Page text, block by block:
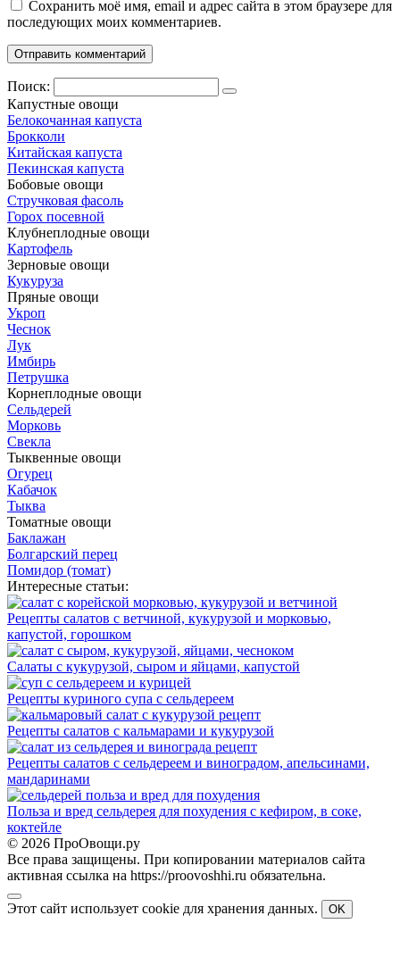
Сохранить моё имя, email и адрес сайта в этом браузере для
последующих моих комментариев.
Поиск:
Капустные овощи
Белокочанная капуста
Брокколи
Китайская капуста
Пекинская капуста
Бобовые овощи
Стручковая фасоль
Горох посевной
Клубнеплодные овощи
Картофель
Зерновые овощи
Кукуруза
Пряные овощи
Укроп
Чеснок
Лук
Имбирь
Петрушка
Корнеплодные овощи
Сельдерей
Морковь
Свекла
Тыквенные овощи
Огурец
Кабачок
Тыква
Томатные овощи
Баклажан
Болгарский перец
Помидор (томат)
Интересные статьи:
Рецепты салатов с ветчиной, кукурузой и морковью,
капустой, горошком
Салаты с кукурузой, сыром и яйцами, капустой
Рецепты куриного супа с сельдереем
Рецепты салатов с кальмарами и кукурузой
Рецепты салатов с сельдереем и виноградом, апельсинами,
мандаринами
Польза и вред сельдерея для похудения с кефиром, в соке,
коктейле
© 2026 ПроОвощи.ру
Все права защищены. При копировании материалов сайта
активная ссылка на https://proovoshhi.ru обязательна.
Этот сайт использует cookie для хранения данных. OK